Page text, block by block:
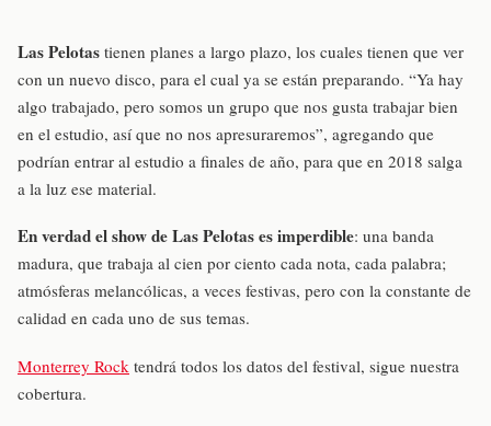
Las Pelotas tienen planes a largo plazo, los cuales tienen que ver
con un nuevo disco, para el cual ya se están preparando. “Ya hay
algo trabajado, pero somos un grupo que nos gusta trabajar bien
en el estudio, así que no nos apresuraremos”, agregando que
podrían entrar al estudio a finales de año, para que en 2018 salga
a la luz ese material.
En verdad el show de Las Pelotas es imperdible: una banda
madura, que trabaja al cien por ciento cada nota, cada palabra;
atmósferas melancólicas, a veces festivas, pero con la constante de
calidad en cada uno de sus temas.
Monterrey Rock tendrá todos los datos del festival, sigue nuestra
cobertura.